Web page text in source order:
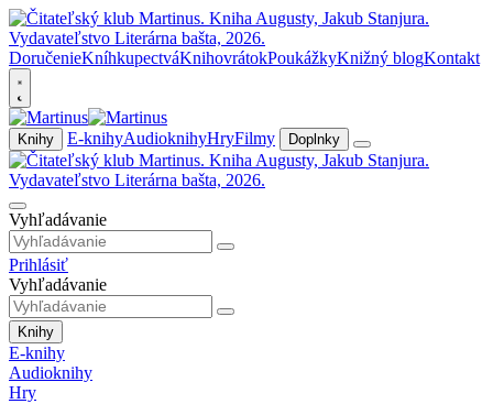
DoručenieKníhkupectváKnihovrátokPoukážkyKnižný blogKontakt
Knihy E-knihyAudioknihyHryFilmy Doplnky
Vyhľadávanie
Prihlásiť
Vyhľadávanie
Knihy
E-knihy
Audioknihy
Hry